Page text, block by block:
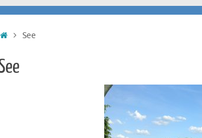
StartSee